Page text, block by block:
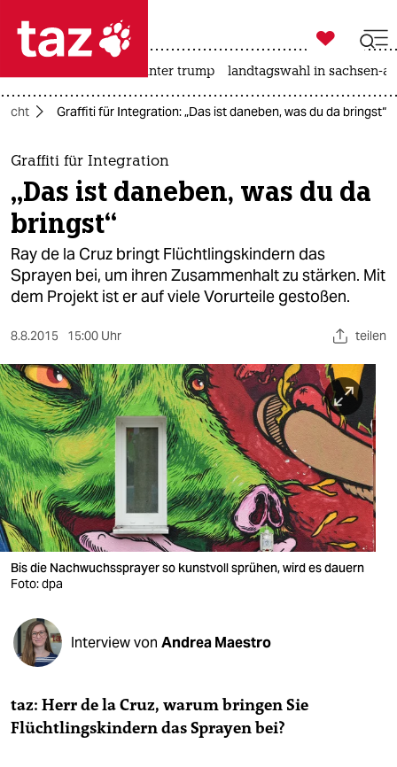
 taz zahl ich
taz zahl ich
themen
politik
öko
gesellschaft
sport
berlin
nord
wahrheit
verlag
verlag
veranstaltungen
shop
fragen & hilfe
unterstützen
abo

taz zahl ich
usa unter trump landtagswahl in sachsen-
Graffiti für Integration: „Das ist daneben, was du da bringst“
Graffiti für Integration
„Das ist daneben, was du da
bringst“
Ray de la Cruz bringt Flüchtlingskindern das
Sprayen bei, um ihren Zusammenhalt zu stärken. Mit
dem Projekt ist er auf viele Vorurteile gestoßen.
8.8.2015 15:00 Uhr teilen
Bis die Nachwuchssprayer so kunstvoll sprühen, wird es dauern
Foto: dpa
Interview von Andrea Maestro
taz: Herr de la Cruz, warum bringen Sie
Flüchtlingskindern das Sprayen bei?